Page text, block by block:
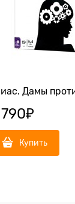
Дамы
₽
Купить